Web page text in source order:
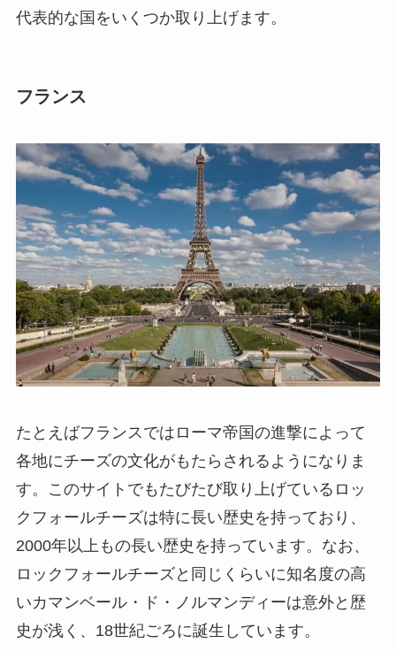
代表的な国をいくつか取り上げます。
フランス
たとえばフランスではローマ帝国の進撃によって
各地にチーズの文化がもたらされるようになりま
す。このサイトでもたびたび取り上げているロッ
クフォールチーズは特に長い歴史を持っており、
2000年以上もの長い歴史を持っています。なお、
ロックフォールチーズと同じくらいに知名度の高
いカマンベール・ド・ノルマンディーは意外と歴
史が浅く、18世紀ごろに誕生しています。